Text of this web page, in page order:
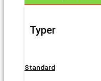
Typer
Standard